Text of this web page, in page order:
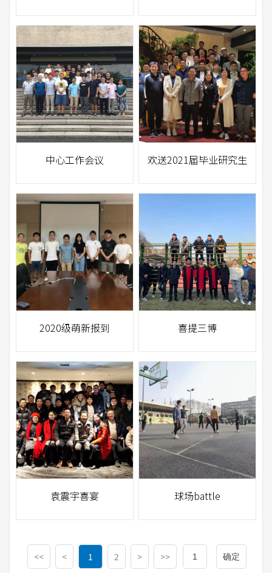
中心工作会议 欢送2021届毕业研究生
2020级萌新报到 喜提三博
袁震宇喜宴 球场battle
<< < 1 2 > >>